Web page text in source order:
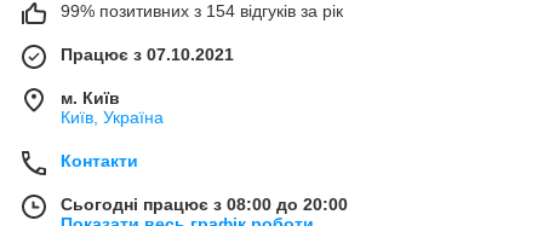
99% позитивних з 154 відгуків за рік
Працює з 07.10.2021
м. Київ
Київ, Україна
Контакти
Сьогодні працює з 08:00 до 20:00